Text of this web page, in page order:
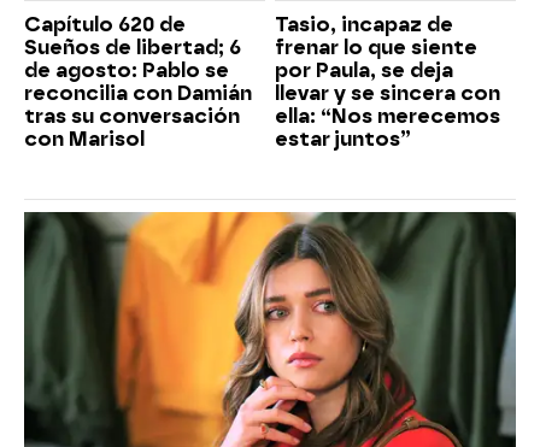
Capítulo 620 de
Sueños de libertad; 6
de agosto: Pablo se
reconcilia con Damián
tras su conversación
con Marisol
Tasio, incapaz de
frenar lo que siente
por Paula, se deja
llevar y se sincera con
ella: “Nos merecemos
estar juntos”